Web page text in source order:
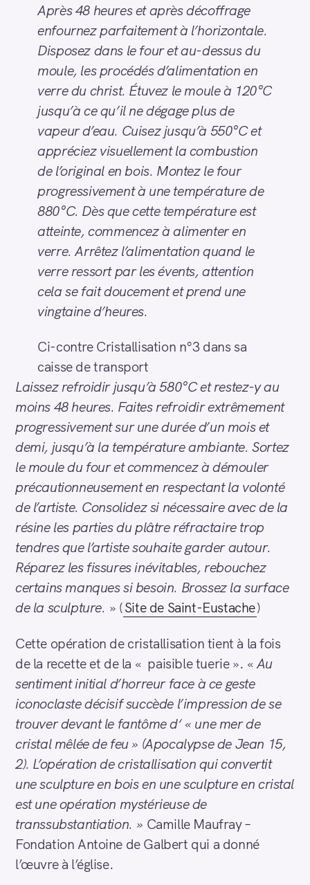
Après 48 heures et après décoffrage
enfournez parfaitement à l’horizontale.
Disposez dans le four et au-dessus du
moule, les procédés d’alimentation en
verre du christ. Étuvez le moule à 120°C
jusqu’à ce qu’il ne dégage plus de
vapeur d’eau. Cuisez jusqu’à 550°C et
appréciez visuellement la combustion
de l’original en bois. Montez le four
progressivement à une température de
880°C. Dès que cette température est
atteinte, commencez à alimenter en
verre. Arrêtez l’alimentation quand le
verre ressort par les évents, attention
cela se fait doucement et prend une
vingtaine d’heures.
Ci-contre Cristallisation n°3 dans sa
caisse de transport
Laissez refroidir jusqu’à 580°C et restez-y au
moins 48 heures. Faites refroidir extrêmement
progressivement sur une durée d’un mois et
demi, jusqu’à la température ambiante. Sortez
le moule du four et commencez à démouler
précautionneusement en respectant la volonté
de l’artiste. Consolidez si nécessaire avec de la
résine les parties du plâtre réfractaire trop
tendres que l’artiste souhaite garder autour.
Réparez les fissures inévitables, rebouchez
certains manques si besoin. Brossez la surface
de la sculpture. » (Site de Saint-Eustache)
Cette opération de cristallisation tient à la fois
de la recette et de la « paisible tuerie ». « Au
sentiment initial d’horreur face à ce geste
iconoclaste décisif succède l’impression de se
trouver devant le fantôme d‘ « une mer de
cristal mêlée de feu » (Apocalypse de Jean 15,
2). L’opération de cristallisation qui convertit
une sculpture en bois en une sculpture en cristal
est une opération mystérieuse de
transsubstantiation. » Camille Maufray –
Fondation Antoine de Galbert qui a donné
l’œuvre à l’église.